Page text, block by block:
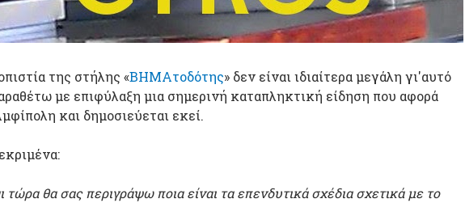
της στήλης «ΒΗΜΑτοδότης» δεν είναι ιδιαίτερα μεγάλη γι'αυτό
με επιφύλαξη μια σημερινή καταπληκτική είδηση που αφορά
και δημοσιεύεται εκεί.
τώρα θα σας περιγράψω ποια είναι τα επενδυτικά σχέδια σχετικά με το